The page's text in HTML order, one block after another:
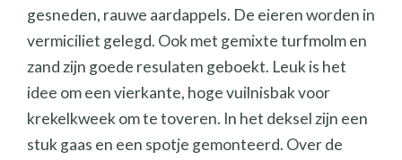
gesneden, rauwe aardappels. De eieren worden in
vermiciliet gelegd. Ook met gemixte turfmolm en
zand zijn goede resulaten geboekt. Leuk is het
idee om een vierkante, hoge vuilnisbak voor
krekelkweek om te toveren. In het deksel zijn een
stuk gaas en een spotje gemonteerd. Over de